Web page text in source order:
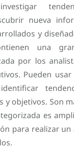
nueva
y
una
por los
Pueden
y objetivos. Son
es
para realizar